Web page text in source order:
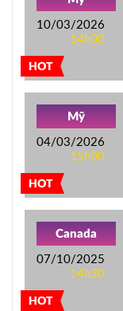
HOT
10/03/2026
14h00
HOT
Mỹ
04/03/2026
15h00
HOT
Canada
07/10/2025
14h30